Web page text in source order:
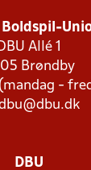
Boldspil-
DBU Allé 1
Brøndby
-
DBU